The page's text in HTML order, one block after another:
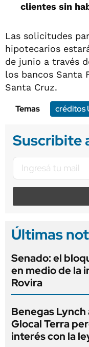
clientes sin
Las solicitudes
hipotecarios
de junio a través
los bancos Santa
Santa Cruz.
Temas
créditos
Suscribite
Últimas
Senado: el
en medio de la
Rovira
Benegas
Glocal Terra
interés con la